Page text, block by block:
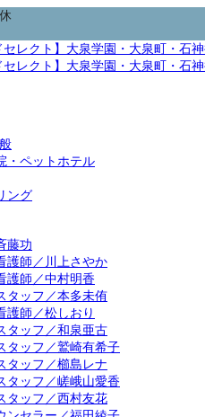
・ペットホテル
ング
藤功
護師／川上さやか
護師／中村明香
タッフ／本多未侑
護師／松しおり
タッフ／和泉亜古
タッフ／鷲崎有希子
タッフ／櫛島レナ
タッフ／嵯峨山愛香
タッフ／西村友花